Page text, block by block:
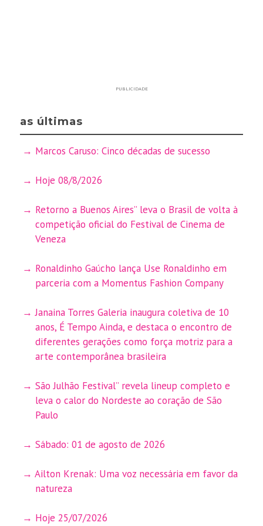
PUBLICIDADE
as últimas
Marcos Caruso: Cinco décadas de sucesso
Hoje 08/8/2026
Retorno a Buenos Aires” leva o Brasil de volta à
competição oficial do Festival de Cinema de
Veneza
Ronaldinho Gaúcho lança Use Ronaldinho em
parceria com a Momentus Fashion Company
Janaina Torres Galeria inaugura coletiva de 10
anos, É Tempo Ainda, e destaca o encontro de
diferentes gerações como força motriz para a
arte contemporânea brasileira
São Julhão Festival” revela lineup completo e
leva o calor do Nordeste ao coração de São
Paulo
Sábado: 01 de agosto de 2026
Ailton Krenak: Uma voz necessária em favor da
natureza
Hoje 25/07/2026